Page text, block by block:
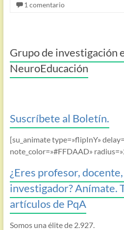
1 comentario
Grupo de investigación
NeuroEducación
Suscríbete al Boletín.
[su_animate type=»flipInY»
note_color=»#FFDAAD»
¿Eres profesor,
investigador? Anímate.
artículos de PqA
Somos una élite de 2.927.